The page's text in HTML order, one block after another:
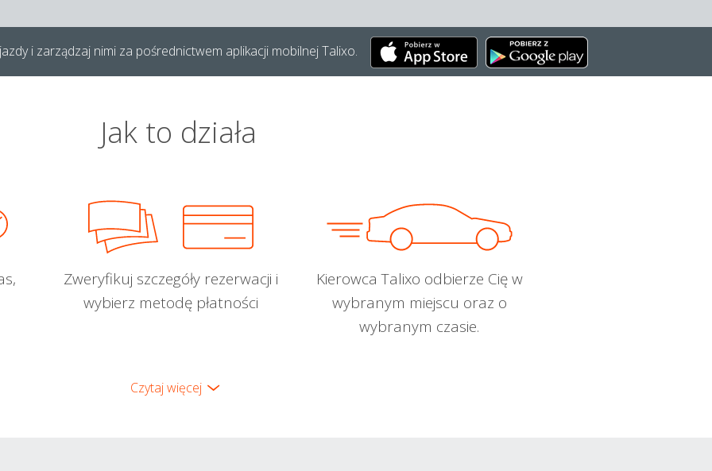
i zarządzaj nimi za pośrednictwem aplikacji mobilnej Talixo.
Jak to działa
Zweryfikuj szczegóły rezerwacji i
wybierz metodę płatności
Kierowca Talixo odbierze Cię w
wybranym miejscu oraz o
wybranym czasie.
Czytaj więcej